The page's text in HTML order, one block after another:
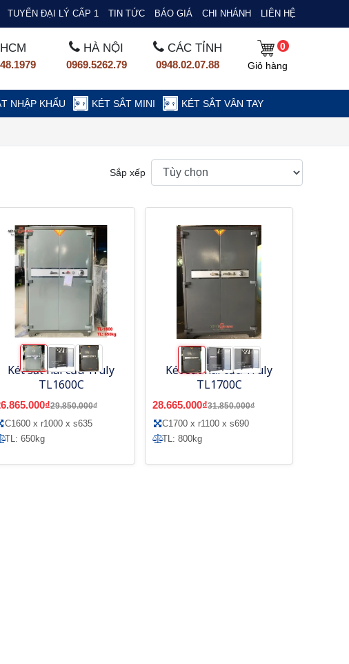
TUYỂN ĐẠI LÝ CẤP 1 TIN TỨC BÁO GIÁ CHI NHÁNH LIÊN HỆ
HÀ NỘI
0969.5262.79
CÁC TỈNH
0948.02.07.88
0
Giỏ hàng
NHẬP KHẨU KÉT SẮT MINI KÉT SẮT VÂN TAY
Sắp xếp
Két sắt hai cửa Truly
TL1600C
29.850.000₫
C1600 x r1000 x s635
TL: 650kg
Két sắt hai cửa Truly
TL1700C
28.665.000₫31.850.000₫
C1700 x r1100 x s690
TL: 800kg